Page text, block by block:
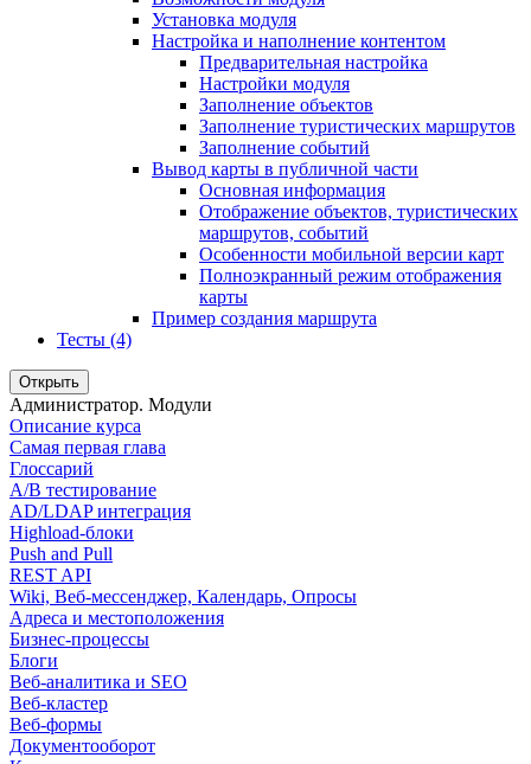
Установка модуля
Настройка и наполнение контентом
Предварительная настройка
Настройки модуля
Заполнение объектов
Заполнение туристических маршрутов
Заполнение событий
Вывод карты в публичной части
Основная информация
Отображение объектов, туристических
маршрутов, событий
Особенности мобильной версии карт
Полноэкранный режим отображения
карты
Пример создания маршрута
Тесты (4)
Открыть
Администратор. Модули
Описание курса
Самая первая глава
Глоссарий
A/B тестирование
AD/LDAP интеграция
Highload-блоки
Push and Pull
REST API
Wiki, Веб-мессенджер, Календарь, Опросы
Адреса и местоположения
Бизнес-процессы
Блоги
Веб-аналитика и SEO
Веб-кластер
Веб-формы
Документооборот